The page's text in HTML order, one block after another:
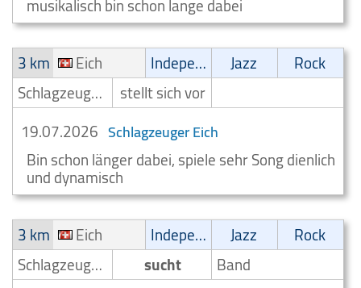
3 km
Eich Independent Jazz
Rock
Schlagzeuger/Drummer
stellt sich vor
19.07.2026 Schlagzeuger Eich
Bin schon länger dabei, spiele sehr Song dienlich
und dynamisch
3 km
Eich Independent Jazz
Rock
Schlagzeuger/Drummer
sucht
Band